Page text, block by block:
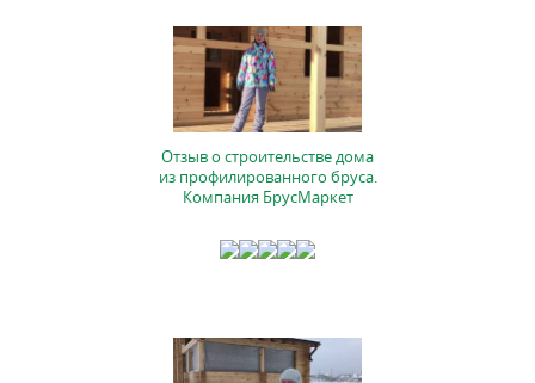
Отзыв о строительстве дома
из профилированного бруса.
Компания БрусМаркет